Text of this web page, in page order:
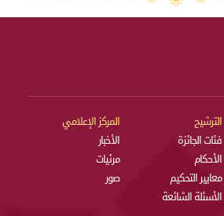
الترشيح
فئات الجائزة
الأحكام
معايير التحكيم
الأسئلة الشائعة
المركز الإعلامي
الأخبار
مرئيات
صور